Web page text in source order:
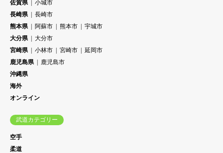
佐賀県
小城市
長崎県
長崎市
熊本県
阿蘇市 熊本市
宇城市
大分県
大分市
宮崎県
小林市 宮崎市
延岡市
鹿児島県
鹿児島市
沖縄県
海外
オンライン
武道カテゴリー
空手
柔道